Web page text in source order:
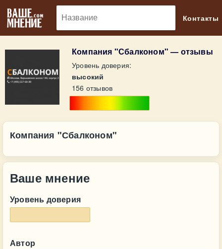
Контакты
Компания "Сбалконом" — отзывы
Уровень доверия:
высокий
156 отзывов
Компания "Сбалконом"
Ваше мнение
Уровень доверия
Автор